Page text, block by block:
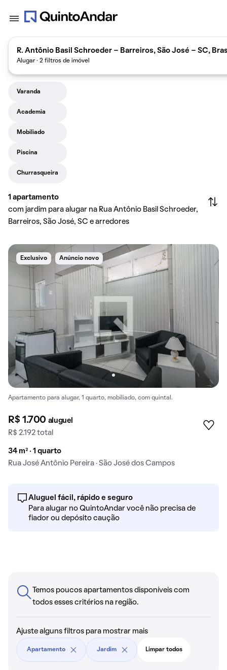
R. Antônio Basil Schroeder - Barreiros, São José - SC,
Alugar · 2 filtros de imóvel
Varanda
Academia
Mobiliado
Piscina
Churrasqueira
1 apartamento
com jardim para alugar na Rua Antônio Basil Schroeder,
Barreiros, São José, SC e arredores
Exclusivo Anúncio novo
Apartamento para alugar, 1 quarto, mobiliado, com quintal.
R$ 1.700 aluguel
R$ 2.192 total
34 m² · 1 quarto
Rua José Antônio Pereira · São José dos Campos
Aluguel fácil, rápido e seguro
Para alugar no QuintoAndar você não precisa de
fiador ou depósito caução
Temos poucos apartamentos disponíveis com
todos esses critérios na região.
Ajuste alguns filtros para mostrar mais
Apartamento Jardim Limpar todos